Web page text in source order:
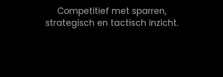
Competitief met sparren,
strategisch en tactisch inzicht.